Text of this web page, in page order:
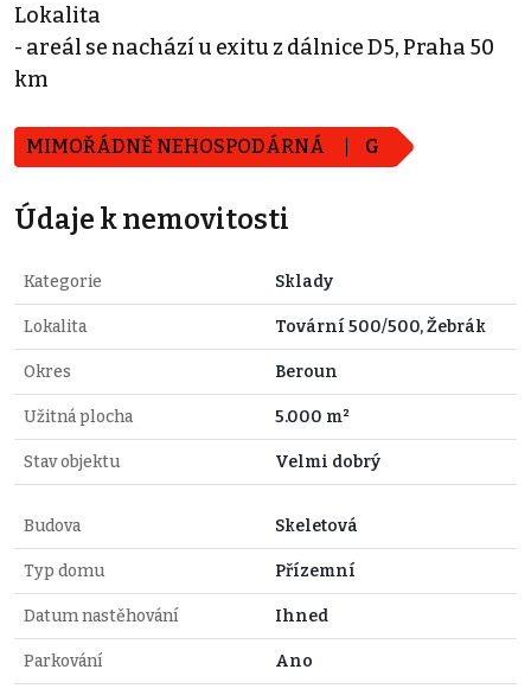
Lokalita
- areál se nachází u exitu z dálnice D5, Praha 50
km
MIMOŘÁDNĚ NEHOSPODÁRNÁ G
Údaje k nemovitosti
Kategorie Sklady
Lokalita Tovární 500/500, Žebrák
Okres Beroun
Užitná plocha 5.000 m²
Stav objektu Velmi dobrý
Budova Skeletová
Typ domu Přízemní
Datum nastěhování Ihned
Parkování Ano